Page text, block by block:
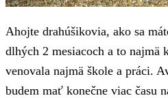
Ahojte drahúšikovia, ako sa
dlhých 2 mesiacoch a to najmä
venovala najmä škole a práci.
budem mať konečne viac času